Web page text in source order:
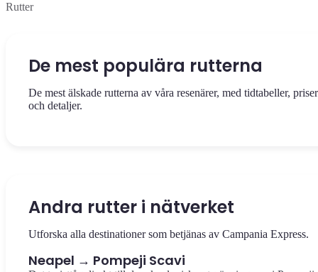
Rutter
De mest populära rutterna
De mest älskade rutterna av våra resenärer, med tidtabeller, priser
och detaljer.
Andra rutter i nätverket
Utforska alla destinationer som betjänas av Campania Express.
Neapel → Pompeji Scavi